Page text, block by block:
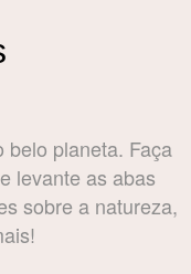
belo planeta. Faça
levante as abas
sobre a natureza,